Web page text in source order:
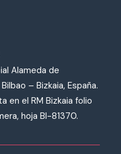
Alameda de
– Bizkaia, España.
en el RM Bizkaia folio
hoja BI-81370.